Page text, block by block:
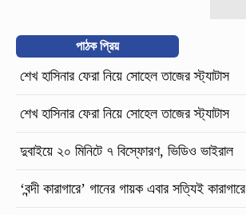
পাঠক প্রিয়
শেখ হাসিনার ফেরা নিয়ে সোহেল তাজের স্ট্যাটাস
শেখ হাসিনার ফেরা নিয়ে সোহেল তাজের স্ট্যাটাস
দুবাইয়ে ২০ মিনিটে ৭ বিস্ফোরণ, ভিডিও ভাইরাল
‘বন্দী কারাগারে’ গানের গায়ক এবার সত্যিই কারাগারে